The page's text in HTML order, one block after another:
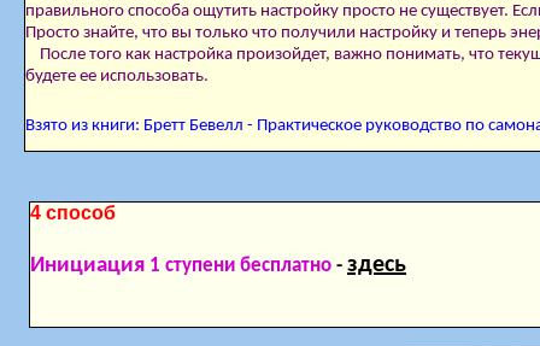
правильного способа ощутить настройку просто не существует.
Просто знайте, что вы только что получили настройку и теперь
После того как настройка произойдет, важно по­нимать, что
будете ее использовать.
Взято из книги: Бретт Бевелл - Практическое руководство по
4 способ
Инициация 1 ступени бесплатно - здесь